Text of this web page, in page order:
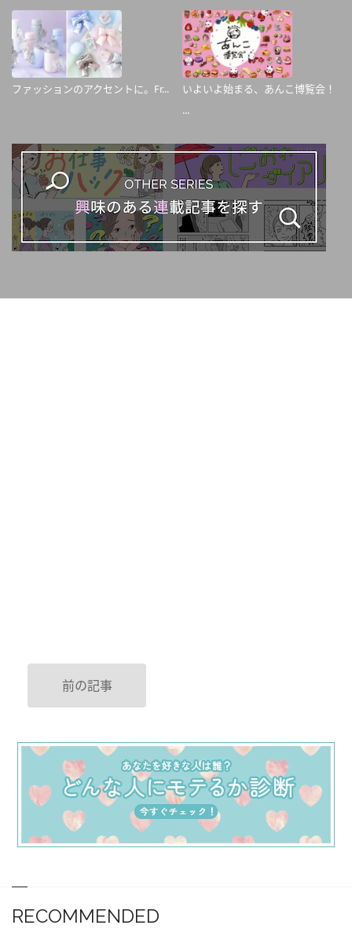
ファッションのアクセントに。Fr...
いよいよ始まる、あんこ博覧会！
...
前の記事
RECOMMENDED